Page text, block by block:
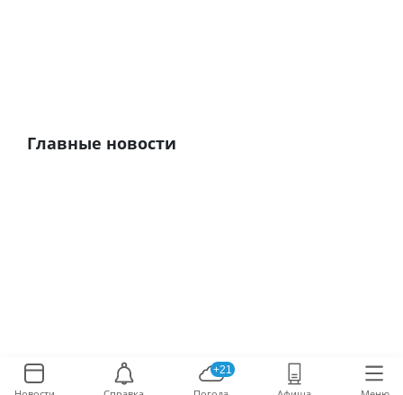
Главные новости
+21